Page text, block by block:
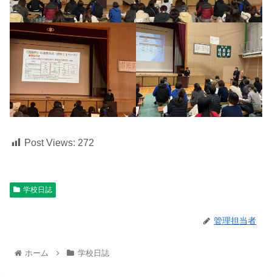
Post Views: 272
学校日誌
管理担当者
ホーム 学校日誌